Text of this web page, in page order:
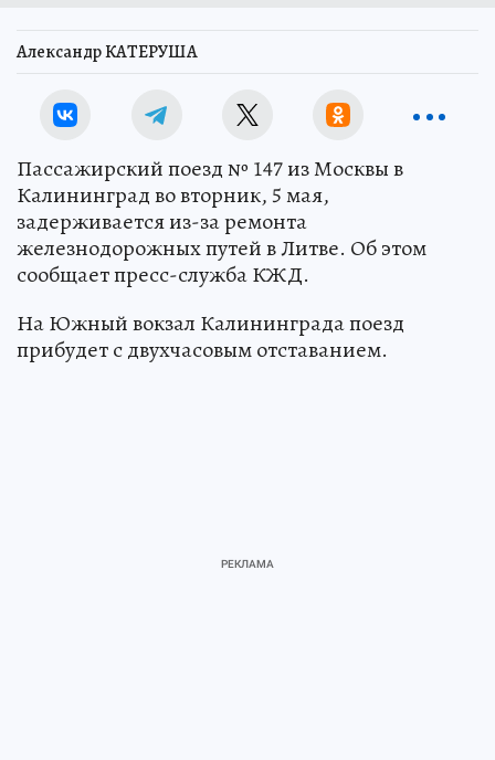
Александр КАТЕРУША
Пассажирский поезд № 147 из Москвы в
Калининград во вторник, 5 мая,
задерживается из-за ремонта
железнодорожных путей в Литве. Об этом
сообщает пресс-служба КЖД.
На Южный вокзал Калининграда поезд
прибудет с двухчасовым отставанием.